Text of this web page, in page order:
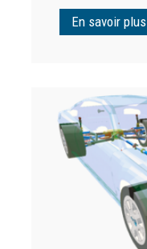
En savoir plus